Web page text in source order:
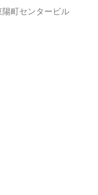
町センタービル